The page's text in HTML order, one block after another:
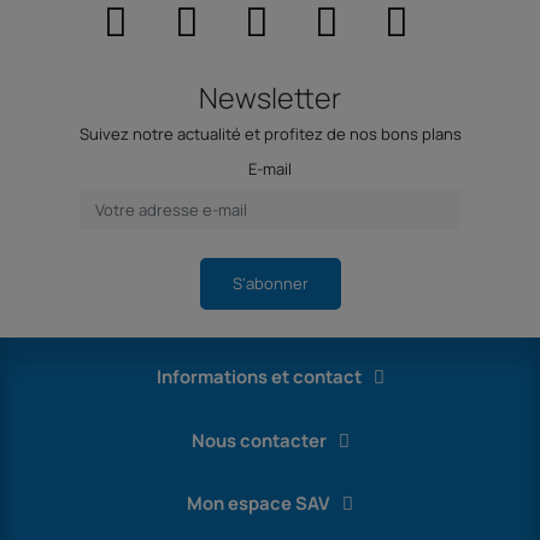
Newsletter
Suivez notre actualité et profitez de nos bons plans
E-mail
S'abonner
Informations et contact
Nous contacter
Mon espace SAV